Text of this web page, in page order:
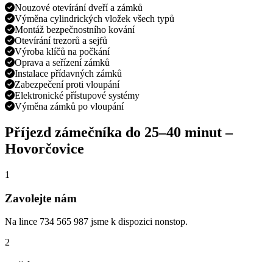
Nouzové otevírání dveří a zámků
Výměna cylindrických vložek všech typů
Montáž bezpečnostního kování
Otevírání trezorů a sejfů
Výroba klíčů na počkání
Oprava a seřízení zámků
Instalace přídavných zámků
Zabezpečení proti vloupání
Elektronické přístupové systémy
Výměna zámků po vloupání
Příjezd zámečníka do 25–40 minut–
Hovorčovice
1
Zavolejte nám
Na lince 734 565 987 jsme k dispozici nonstop.
2